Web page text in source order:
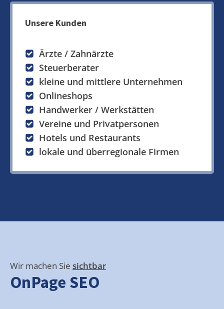
Unsere Kunden
Ärzte / Zahnärzte
Steuerberater
kleine und mittlere Unternehmen
Onlineshops
Handwerker / Werkstätten
Vereine und Privatpersonen
Hotels und Restaurants
lokale und überregionale Firmen
Wir machen Sie sichtbar
OnPage SEO